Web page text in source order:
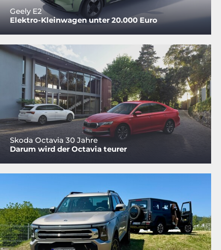
Geely E2
Elektro-Kleinwagen unter 20.000 Euro
Skoda Octavia 30 Jahre
Darum wird der Octavia teurer